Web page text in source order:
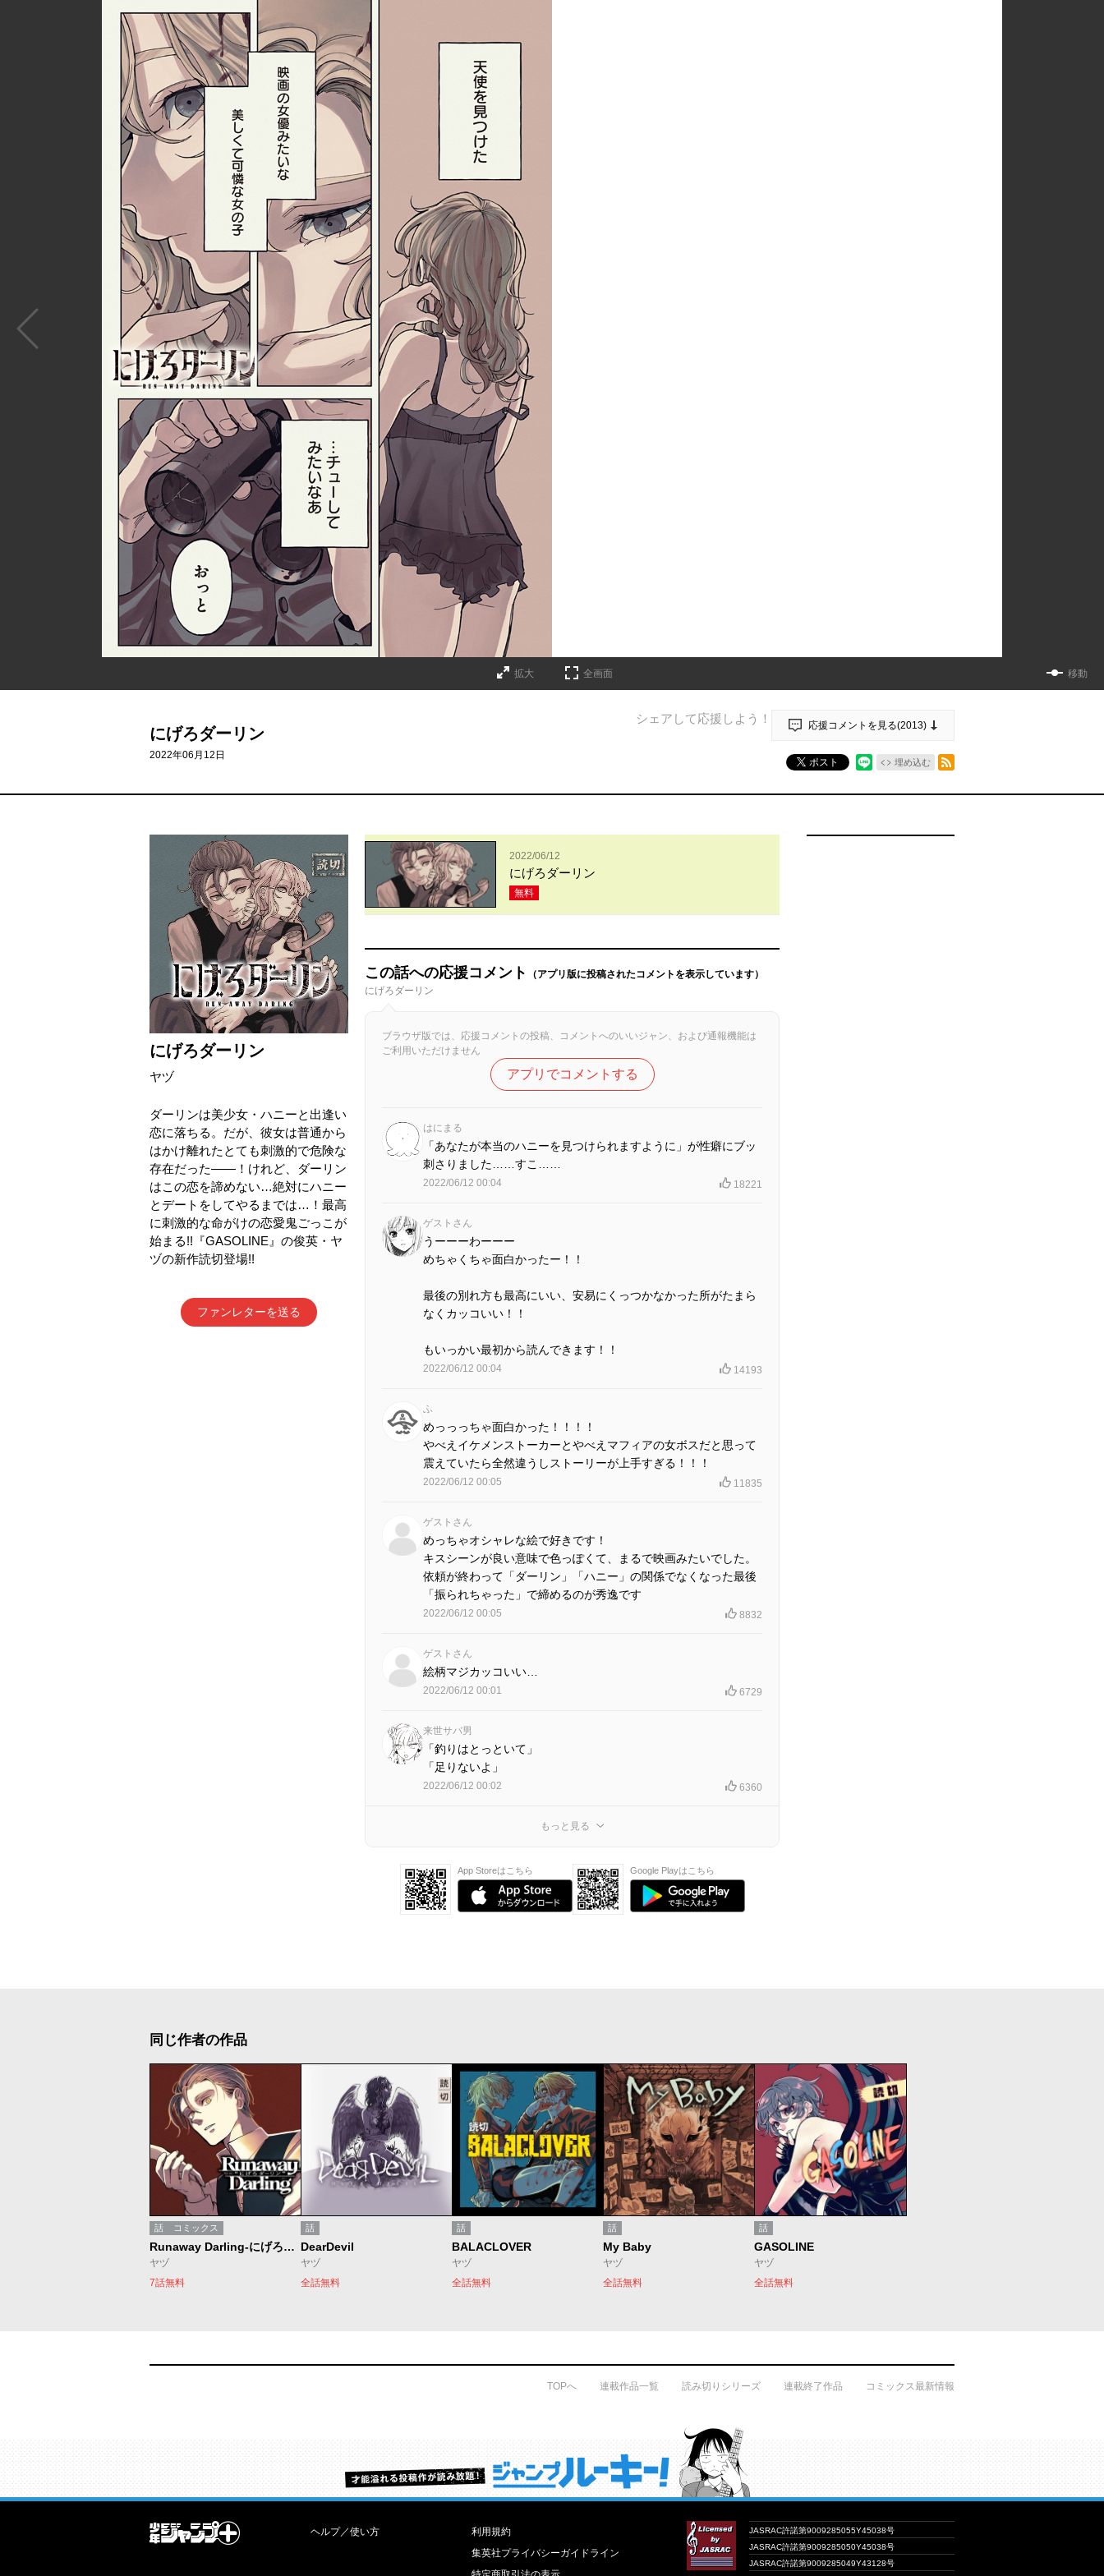
拡大 全画面 移動
にげろダーリン
2022年06月12日
シェアして応援しよう！ 応援コメントを見る(2013)
ポスト 埋め込む
にげろダーリン
ヤヅ
ダーリンは美少女・ハニーと出逢い
恋に落ちる。だが、彼女は普通から
はかけ離れたとても刺激的で危険な
存在だった――！けれど、ダーリン
はこの恋を諦めない…絶対にハニー
とデートをしてやるまでは…！最高
に刺激的な命がけの恋愛鬼ごっこが
始まる!!『GASOLINE』の俊英・ヤ
ヅの新作読切登場!!
ファンレターを送る
2022/06/12
にげろダーリン
無料
この話への応援コメント
（アプリ版に投稿されたコメントを表示しています）
にげろダーリン
ブラウザ版では、応援コメントの投稿、コメントへのいいジャン、および通報機能は
ご利用いただけません
アプリでコメントする
はにまる
「あなたが本当のハニーを見つけられますように」が性癖にブッ
刺さりました……すこ……
2022/06/12 00:04 18221
ゲストさん
うーーーわーーー
めちゃくちゃ面白かったー！！
最後の別れ方も最高にいい、安易にくっつかなかった所がたまら
なくカッコいい！！
もいっかい最初から読んできます！！
2022/06/12 00:04 14193
ふ
めっっっちゃ面白かった！！！！
やべえイケメンストーカーとやべえマフィアの女ボスだと思って
震えていたら全然違うしストーリーが上手すぎる！！！
2022/06/12 00:05 11835
ゲストさん
めっちゃオシャレな絵で好きです！
キスシーンが良い意味で色っぽくて、まるで映画みたいでした。
依頼が終わって「ダーリン」「ハニー」の関係でなくなった最後
「振られちゃった」で締めるのが秀逸です
2022/06/12 00:05 8832
ゲストさん
絵柄マジカッコいい…
2022/06/12 00:01 6729
来世サバ男
「釣りはとっといて」
「足りないよ」
2022/06/12 00:02 6360
もっと見る
App Storeはこちら Google Playはこちら
同じ作者の作品
話 コミックス
Runaway Darling-にげろダーリン-
ヤヅ
7話無料
話
DearDevil
ヤヅ
全話無料
話
BALACLOVER
ヤヅ
全話無料
話
My Baby
ヤヅ
全話無料
話
GASOLINE
ヤヅ
全話無料
TOPへ 連載作品一覧 読み切りシリーズ 連載終了作品 コミックス最新情報
才能溢れる投稿作が読み放題！ ジャンプルーキー！
ヘルプ／使い方
利用規約
集英社プライバシーガイドライン
JASRAC許諾第9009285055Y45038号
JASRAC許諾第9009285050Y45038号
JASRAC許諾第9009285049Y43128号